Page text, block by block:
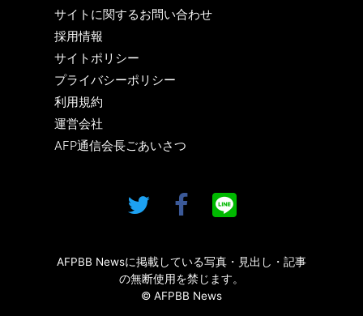
サイトに関するお問い合わせ
採用情報
サイトポリシー
プライバシーポリシー
利用規約
運営会社
AFP通信会長ごあいさつ
AFPBB Newsに掲載している写真・見出し・記事
の無断使用を禁じます。
© AFPBB News